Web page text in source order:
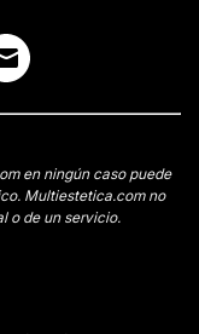
en ningún caso puede
Multiestetica.com no
o de un servicio.